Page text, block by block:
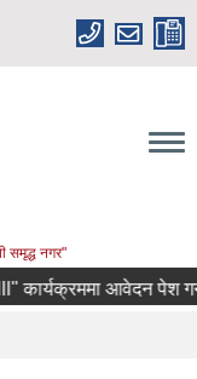
समृद्ध नगर"
आवेदन पेश गर्ने